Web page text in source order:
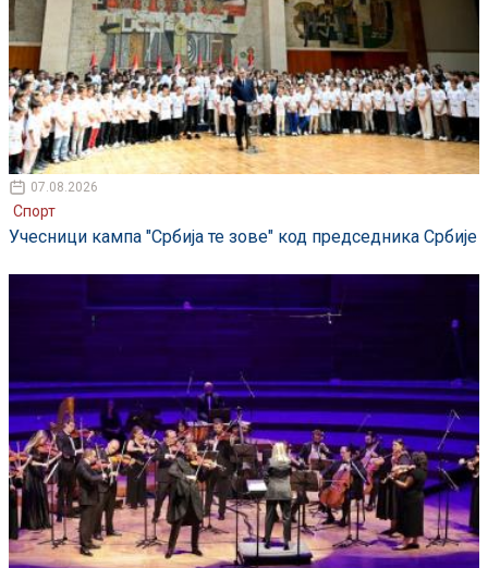
07.08.2026
Спорт
Учесници кампа "Србија те зове" код председника Србије